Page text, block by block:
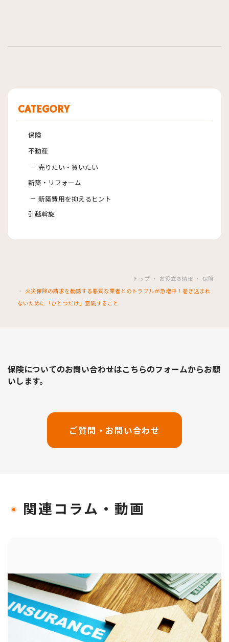
CATEGORY
保険
不動産
売りたい・買いたい
新築・リフォーム
新築費用を抑えるヒント
引越斡旋
トップ お役立ち情報
保険
火災保険の請求を勧誘する悪質な業者とのトラブルが急増中！巻き込まれ
ないために「ひとつだけ」意識すること
保険についてのお問い合わせはこちらのフォームからお願
いします。
ご質問・お問い合わせ
関連コラム・動画